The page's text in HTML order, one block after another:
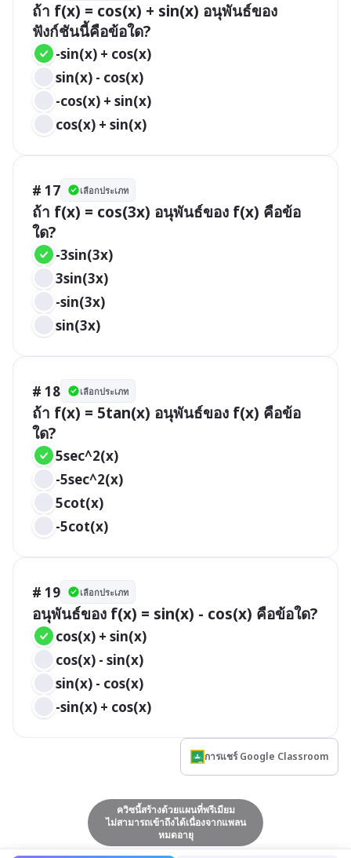
ถ้า f(x) = cos(x) + sin(x) อนุพันธ์ของ
ฟังก์ชันนี้คือข้อใด?
-sin(x) + cos(x)
sin(x) - cos(x)
-cos(x) + sin(x)
cos(x) + sin(x)
# 17 เลือกประเภท
ถ้า f(x) = cos(3x) อนุพันธ์ของ f(x) คือข้อ
ใด?
-3sin(3x)
3sin(3x)
-sin(3x)
sin(3x)
# 18 เลือกประเภท
ถ้า f(x) = 5tan(x) อนุพันธ์ของ f(x) คือข้อ
ใด?
5sec^2(x)
-5sec^2(x)
5cot(x)
-5cot(x)
# 19 เลือกประเภท
อนุพันธ์ของ f(x) = sin(x) - cos(x) คือข้อใด?
cos(x) + sin(x)
cos(x) - sin(x)
sin(x) - cos(x)
-sin(x) + cos(x)
การแชร์ Google Classroom
ควิซนี้สร้างด้วยแผนที่พรีเมียม
ไม่สามารถเข้าถึงได้เนื่องจากแพลน
หมดอายุ